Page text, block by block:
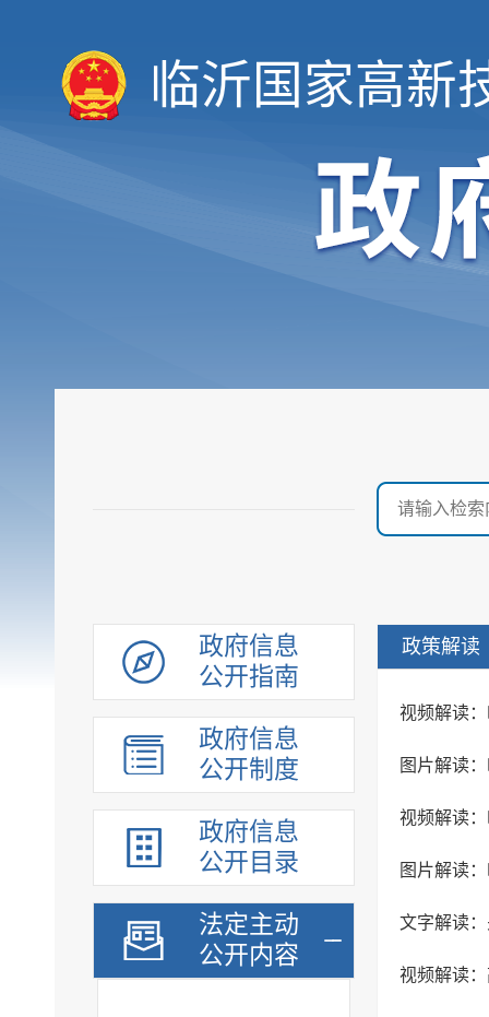
临沂国家高新
政府信息
公开指南
政府信息
公开制度
政府信息
公开目录
法定主动
公开内容
政策解读
视频解读
图片解读
视频解读
图片解读
视频解读